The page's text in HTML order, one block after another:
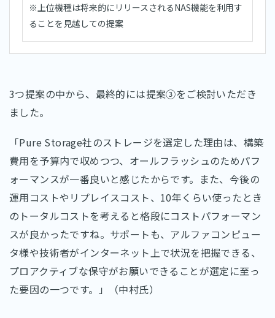
※上位機種は将来的にリリースされるNAS機能を利用す
ることを見越しての提案
3つ提案の中から、最終的には提案③をご検討いただき
ました。
「Pure Storage社のストレージを選定した理由は、構築
費用を予算内で収めつつ、オールフラッシュのためパフ
ォーマンスが一番良いと感じたからです。また、今後の
運用コストやリプレイスコスト、10年くらい使ったとき
のトータルコストを考えると格段にコストパフォーマン
スが良かったですね。サポートも、アルファコンピュー
タ様や技術者がインターネット上で状況を把握できる、
プロアクティブな保守がお願いできることが選定に至っ
た要因の一つです。」（中村氏）